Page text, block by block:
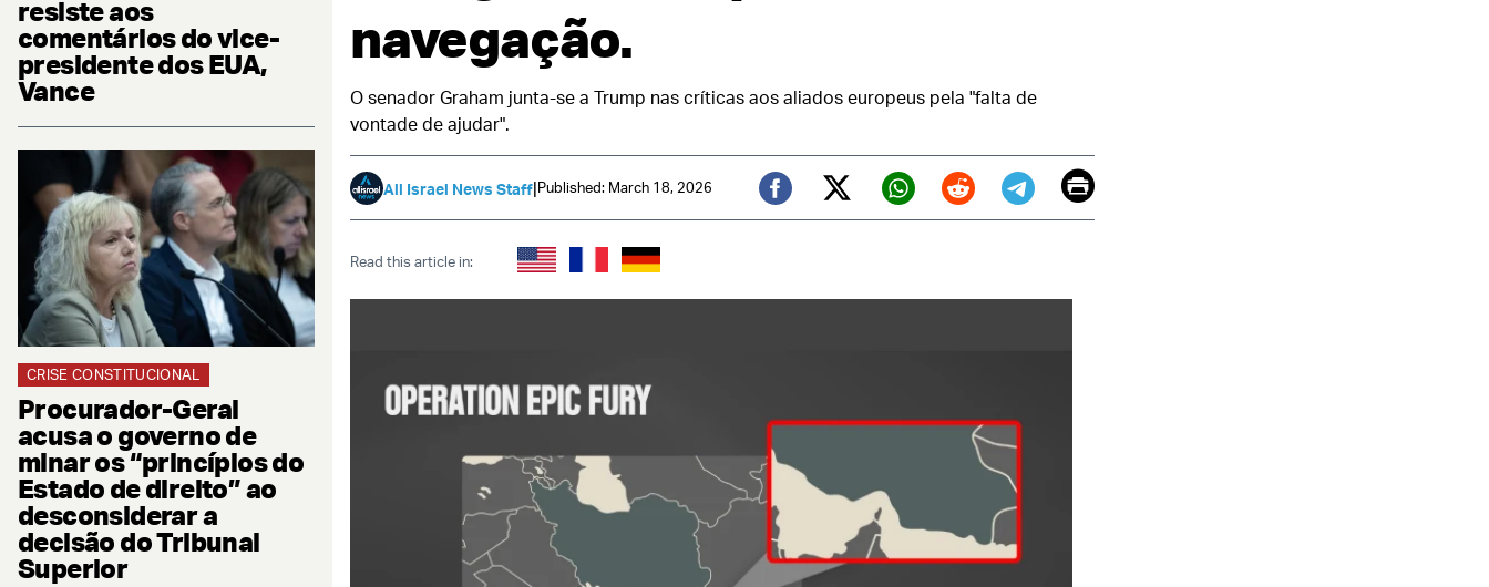
resiste aos
comentários do vice-
presidente dos EUA,
Vance
CRISE CONSTITUCIONAL
Procurador-Geral
acusa o governo de
minar os “princípios do
Estado de direito” ao
desconsiderar a
decisão do Tribunal
Superior
navegação.
O senador Graham junta-se a Trump nas críticas aos aliados europeus pela "falta de
vontade de ajudar".
All Israel News Staff|Published: March 18, 2026
Facebook
Twitter (X)
Whatsapp
RedditTelegram
EmailPrint
Read this article in: